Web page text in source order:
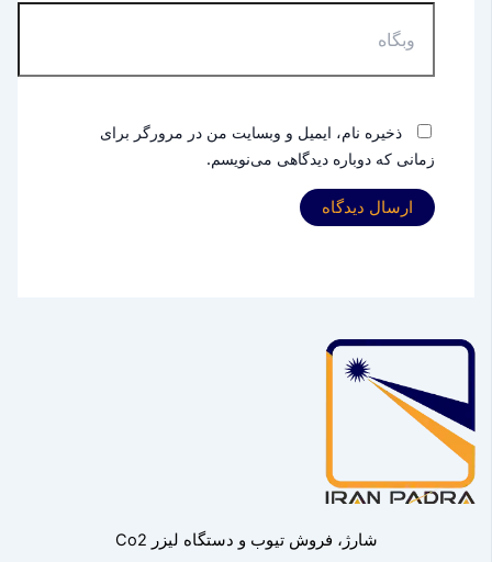
ذخیره نام، ایمیل و وبسایت من در مرورگر برای
زمانی که دوباره دیدگاهی می‌نویسم.
شارژ، فروش تیوب و دستگاه لیزر Co2